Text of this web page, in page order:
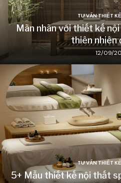
TƯ VẤN THIẾT
Mãn nhãn với thiết kế
thiên nhiên
12/09/
TƯ VẤN THIẾT
5+ Mẫu thiết kế nội thất